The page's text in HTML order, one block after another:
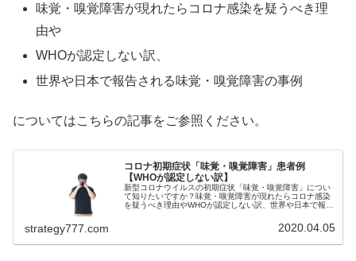
味覚・嗅覚障害が現れたらコロナ感染を疑うべき理
由や
WHOが認定しない訳、
世界や日本で報告される味覚・嗅覚障害の事例
についてはこちらの記事をご参照ください。
コロナ初期症状「味覚・嗅覚障害」患者例
【WHOが認定しない訳】
新型コロナウイルスの初期症状「味覚・嗅覚障害」につい
て知りたいですか？味覚・嗅覚障害が現れたらコロナ感染
を疑うべき理由やWHOが認定しない訳、世界や日本で報告
strategy777.com 2020.04.05